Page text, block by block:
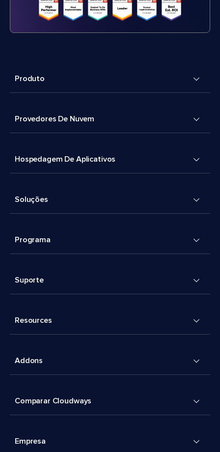
Produto
Provedores De Nuvem
Hospedagem De Aplicativos
Soluções
Programa
Suporte
Resources
Addons
Comparar Cloudways
Empresa